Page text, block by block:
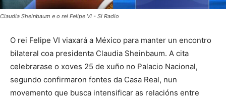
Claudia Sheinbaum e o rei Felipe VI - Si Radio
O rei Felipe VI viaxará a México para manter un encontro
bilateral coa presidenta Claudia Sheinbaum. A cita
celebrarase o xoves 25 de xuño no Palacio Nacional,
segundo confirmaron fontes da Casa Real, nun
movemento que busca intensificar as relacións entre